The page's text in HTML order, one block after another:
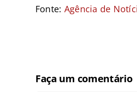
Fonte: Agência de
Faça um comentário